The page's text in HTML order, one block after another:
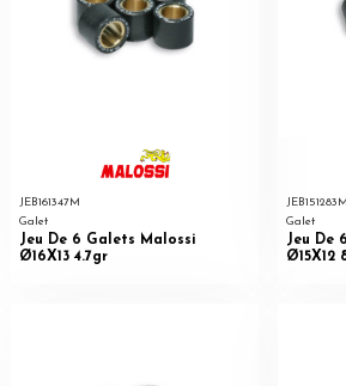
JEB161347M
Galet
Jeu De 6 Galets Malossi
Ø16X13 4.7gr
JEB151283M
Galet
Jeu De
Ø15X12